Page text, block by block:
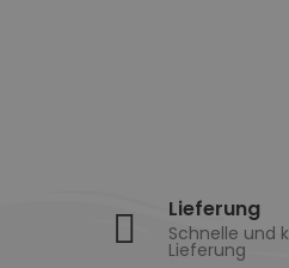
Lieferung
Schnelle und
Lieferung